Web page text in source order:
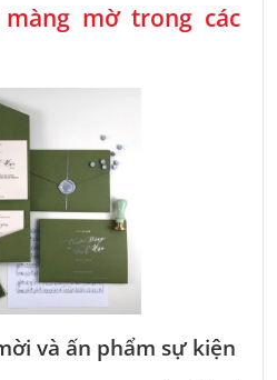
mờ trong các
và ấn phẩm sự kiện